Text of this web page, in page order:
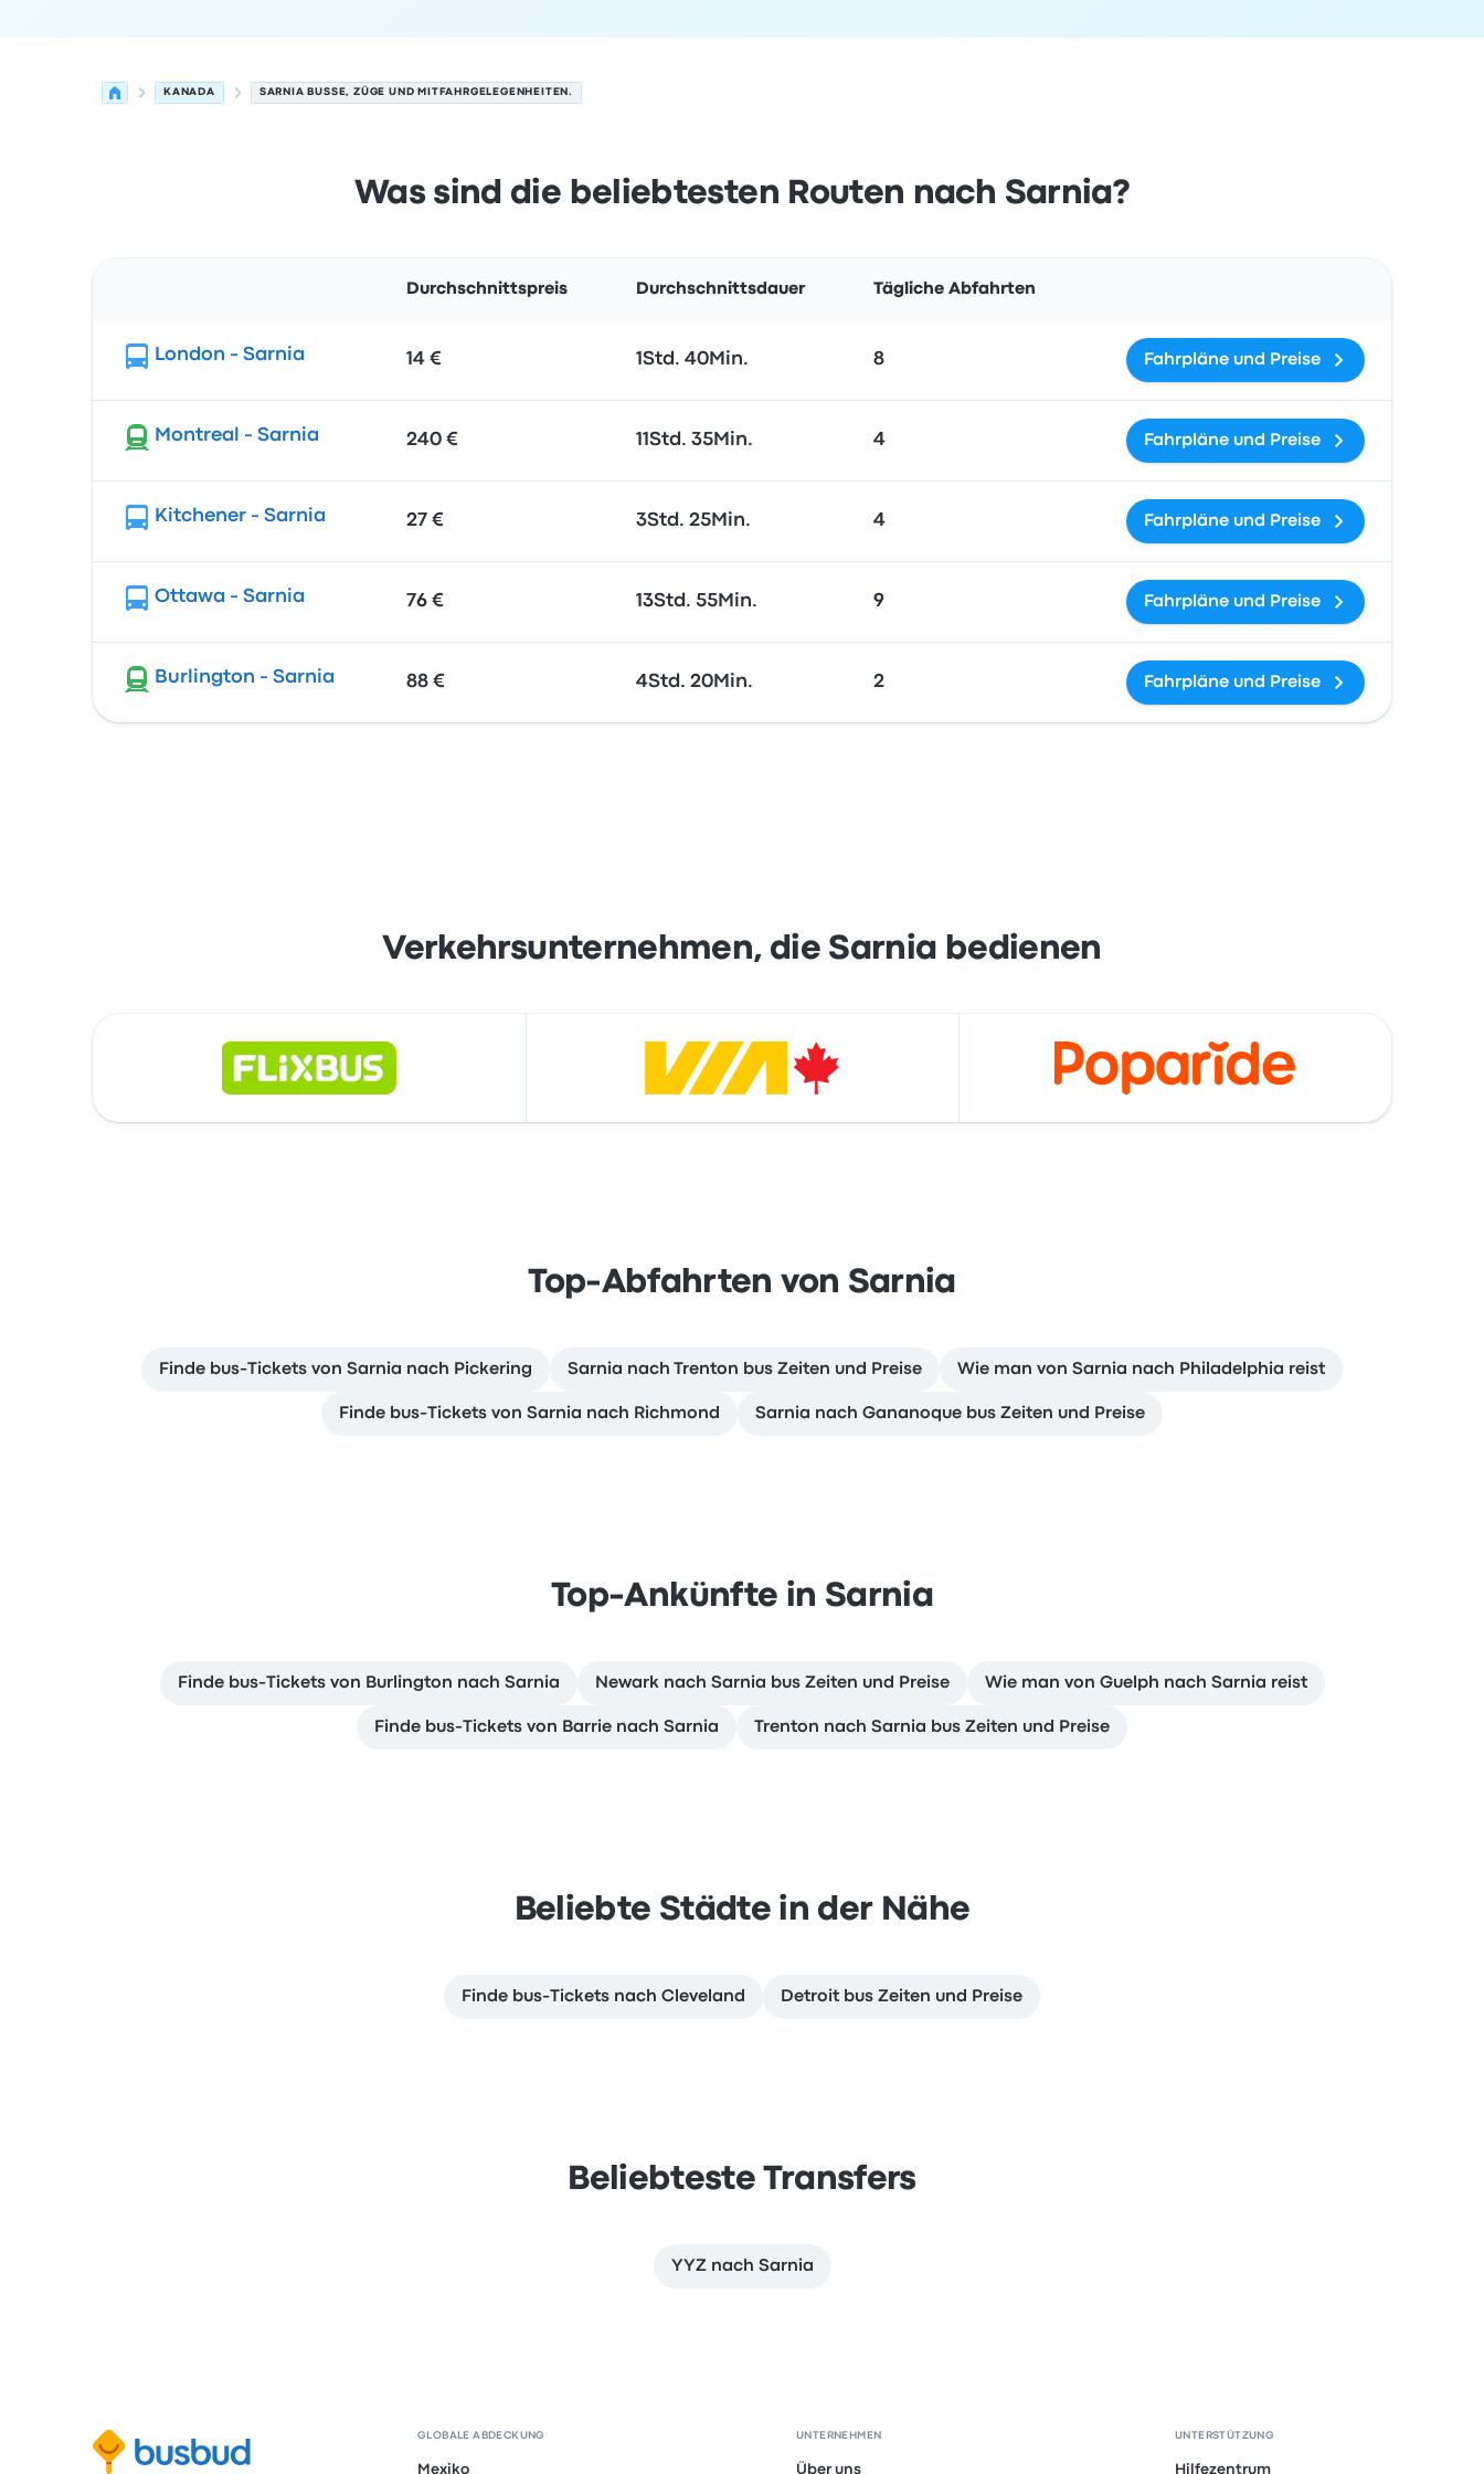
KANADA SARNIA BUSSE, ZÜGE UND MITFAHRGELEGENHEITEN.
Was sind die beliebtesten Routen nach Sarnia?
Durchschnittspreis Durchschnittsdauer Tägliche Abfahrten
London - Sarnia 14 € 1Std. 40Min. 8 Fahrpläne und Preise
Montreal - Sarnia 240 € 11Std. 35Min. 4 Fahrpläne und Preise
Kitchener - Sarnia 27 € 3Std. 25Min. 4 Fahrpläne und Preise
Ottawa - Sarnia 76 € 13Std. 55Min. 9 Fahrpläne und Preise
Burlington - Sarnia 88 € 4Std. 20Min. 2 Fahrpläne und Preise
Verkehrsunternehmen, die Sarnia bedienen
Top-Abfahrten von Sarnia
Finde bus-Tickets von Sarnia nach Pickering Sarnia nach Trenton bus Zeiten und Preise Wie man von Sarnia nach Philadelphia reist
Finde bus-Tickets von Sarnia nach Richmond Sarnia nach Gananoque bus Zeiten und Preise
Top-Ankünfte in Sarnia
Finde bus-Tickets von Burlington nach Sarnia Newark nach Sarnia bus Zeiten und Preise Wie man von Guelph nach Sarnia reist
Finde bus-Tickets von Barrie nach Sarnia Trenton nach Sarnia bus Zeiten und Preise
Beliebte Städte in der Nähe
Finde bus-Tickets nach Cleveland Detroit bus Zeiten und Preise
Beliebteste Transfers
YYZ nach Sarnia
GLOBALE ABDECKUNG
Mexiko
UNTERNEHMEN
Über uns
UNTERSTÜTZUNG
Hilfezentrum